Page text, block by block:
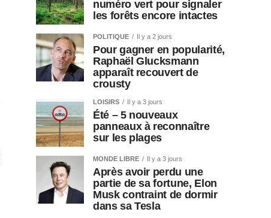
numéro vert pour signaler
les forêts encore intactes
POLITIQUE Il y a 2 jours
Pour gagner en popularité,
Raphaël Glucksmann
apparaît recouvert de
crousty
LOISIRS Il y a 3 jours
Été – 5 nouveaux
panneaux à reconnaître
sur les plages
MONDE LIBRE Il y a 3 jours
Après avoir perdu une
partie de sa fortune, Elon
Musk contraint de dormir
dans sa Tesla